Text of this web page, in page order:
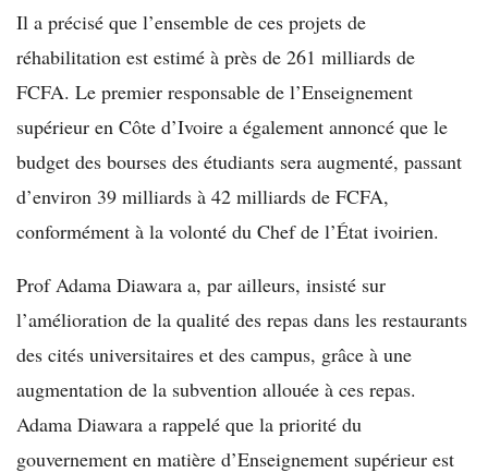
Il a précisé que l’ensemble de ces projets de
réhabilitation est estimé à près de 261 milliards de
FCFA. Le premier responsable de l’Enseignement
supérieur en Côte d’Ivoire a également annoncé que le
budget des bourses des étudiants sera augmenté, passant
d’environ 39 milliards à 42 milliards de FCFA,
conformément à la volonté du Chef de l’État ivoirien.
Prof Adama Diawara a, par ailleurs, insisté sur
l’amélioration de la qualité des repas dans les restaurants
des cités universitaires et des campus, grâce à une
augmentation de la subvention allouée à ces repas.
Adama Diawara a rappelé que la priorité du
gouvernement en matière d’Enseignement supérieur est